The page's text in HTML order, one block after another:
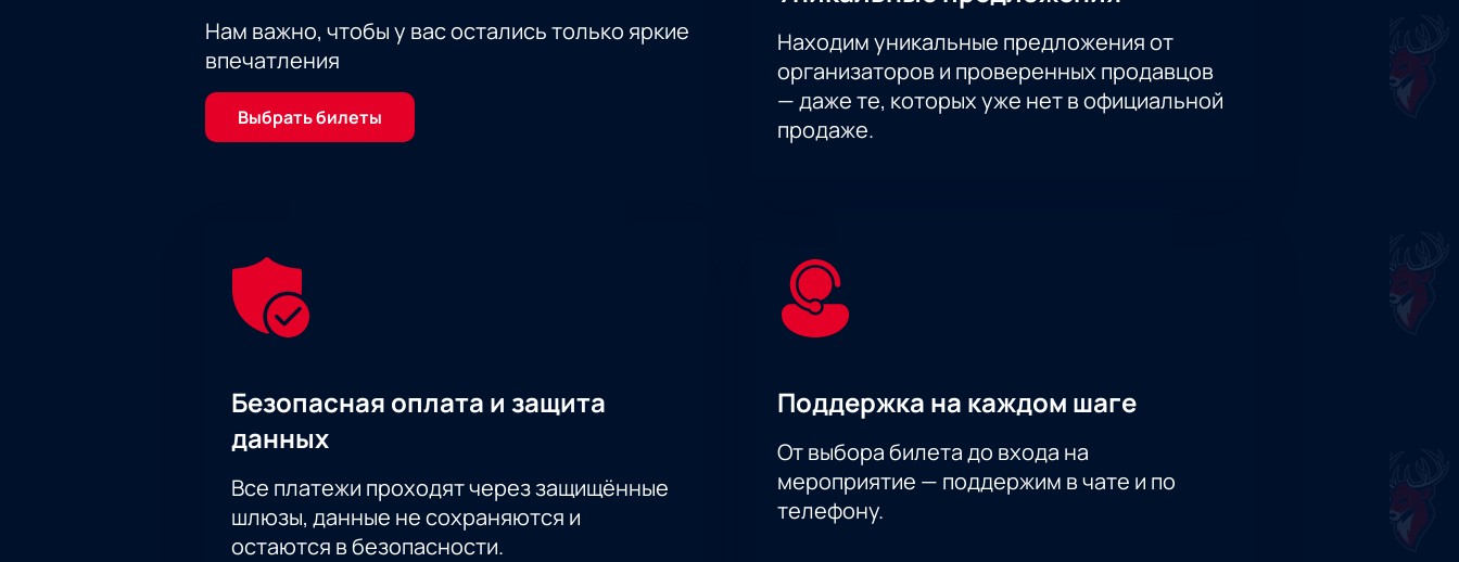
Нам важно, чтобы у вас остались только яркие
впечатления
Выбрать билеты
Находим уникальные предложения от
организаторов и проверенных продавцов
— даже те, которых уже нет в официальной
продаже.
Безопасная оплата и защита
данных
Все платежи проходят через защищённые
шлюзы, данные не сохраняются и
остаются в безопасности.
Поддержка на каждом шаге
От выбора билета до входа на
мероприятие — поддержим в чате и по
телефону.